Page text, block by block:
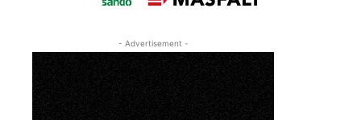
- Advertisement -